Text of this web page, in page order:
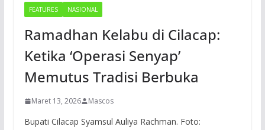
FEATURES NASIONAL
Ramadhan Kelabu di Cilacap:
Ketika ‘Operasi Senyap’
Memutus Tradisi Berbuka
Maret 13, 2026 Mascos
Bupati Cilacap Syamsul Auliya Rachman. Foto: